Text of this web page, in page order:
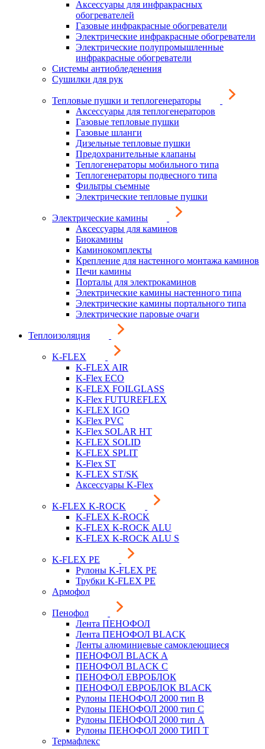
Аксессуары для инфракрасных
обогревателей
Газовые инфракрасные обогреватели
Электрические инфракрасные обогреватели
Электрические полупромышленные
инфракрасные обогреватели
Системы антиобледенения
Сушилки для рук
Тепловые пушки и теплогенераторы
Аксессуары для теплогенераторов
Газовые тепловые пушки
Газовые шланги
Дизельные тепловые пушки
Предохранительные клапаны
Теплогенераторы мобильного типа
Теплогенераторы подвесного типа
Фильтры съемные
Электрические тепловые пушки
Электрические камины
Аксессуары для каминов
Биокамины
Каминокомплекты
Крепление для настенного монтажа каминов
Печи камины
Порталы для электрокаминов
Электрические камины настенного типа
Электрические камины портального типа
Электрические паровые очаги
Теплоизоляция
K-FLEX
K-FLEX AIR
K-Flex ECO
K-FLEX FOILGLASS
K-Flex FUTUREFLEX
K-FLEX IGO
K-Flex PVC
K-Flex SOLAR HT
K-FLEX SOLID
K-FLEX SPLIT
K-Flex ST
K-FLEX ST/SK
Аксессуары K-Flex
K-FLEX K-ROCK
K-FLEX K-ROCK
K-FLEX K-ROCK ALU
K-FLEX K-ROCK ALU S
K-FLEX PE
Рулоны K-FLEX PE
Трубки K-FLEX PE
Армофол
Пенофол
Лента ПЕНОФОЛ
Лента ПЕНОФОЛ BLACK
Ленты алюминиевые самоклеющиеся
ПЕНОФОЛ BLACK A
ПЕНОФОЛ BLACK С
ПЕНОФОЛ ЕВРОБЛОК
ПЕНОФОЛ ЕВРОБЛОК BLACK
Рулоны ПЕНОФОЛ 2000 тип B
Рулоны ПЕНОФОЛ 2000 тип C
Рулоны ПЕНОФОЛ 2000 тип А
Рулоны ПЕНОФОЛ 2000 ТИП Т
Термафлекс